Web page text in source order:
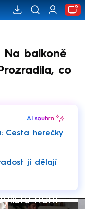
Na balkoně
co
Cesta herečky
jí dělají
není